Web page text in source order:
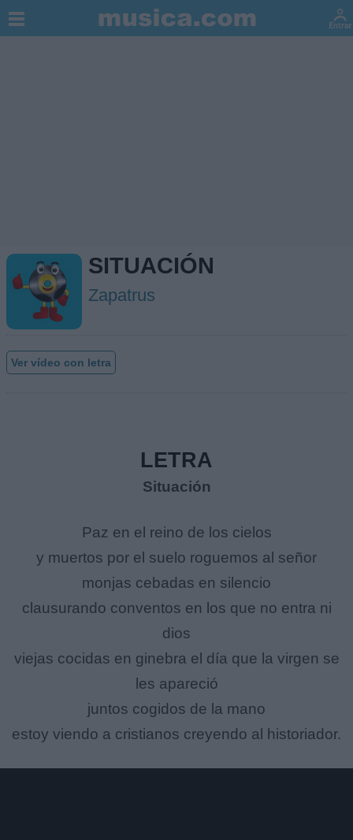
SITUACIÓN
Zapatrus
Ver vídeo con letra
LETRA
Situación
Paz en el reino de los cielos
y muertos por el suelo roguemos al señor
monjas cebadas en silencio
clausurando conventos en los que no entra ni
dios
viejas cocidas en ginebra el día que la virgen se
les apareció
juntos cogidos de la mano
estoy viendo a cristianos creyendo al historiador.